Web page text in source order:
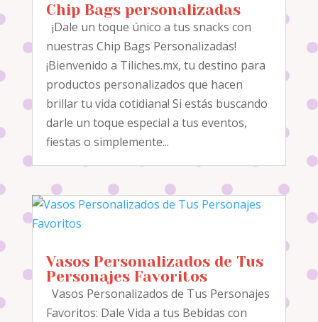
Chip Bags personalizadas
¡Dale un toque único a tus snacks con
nuestras Chip Bags Personalizadas!
¡Bienvenido a Tiliches.mx, tu destino para
productos personalizados que hacen
brillar tu vida cotidiana! Si estás buscando
darle un toque especial a tus eventos,
fiestas o simplemente...
Vasos Personalizados de Tus
Personajes Favoritos
Vasos Personalizados de Tus Personajes
Favoritos: Dale Vida a tus Bebidas con